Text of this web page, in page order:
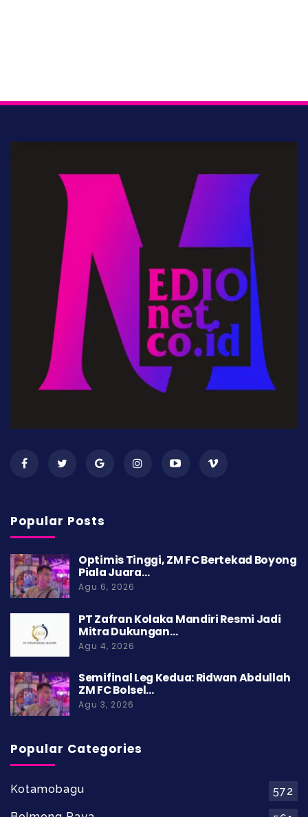
Popular Posts
Optimis Tinggi, ZM FC Bertekad Boyong
Piala Juara…
Agu 6, 2026
PT Zafran Kolaka Mandiri Resmi Jadi
Mitra Dukungan…
Agu 4, 2026
Semifinal Leg Kedua: Ridwan Abdullah
ZM FC Bolsel…
Agu 3, 2026
Popular Categories
Kotamobagu
572